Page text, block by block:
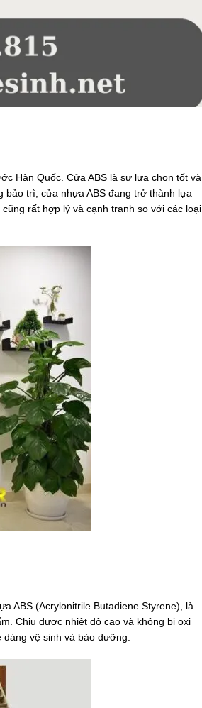
Hàn Quốc. Cửa ABS là sự lựa chọn tốt và
bảo trì, cửa nhựa ABS đang trở thành lựa
rất hợp lý và cạnh tranh so với các loại
ABS (Acrylonitrile Butadiene Styrene), là
Chịu được nhiệt độ cao và không bị oxi
vệ sinh và bảo dưỡng.